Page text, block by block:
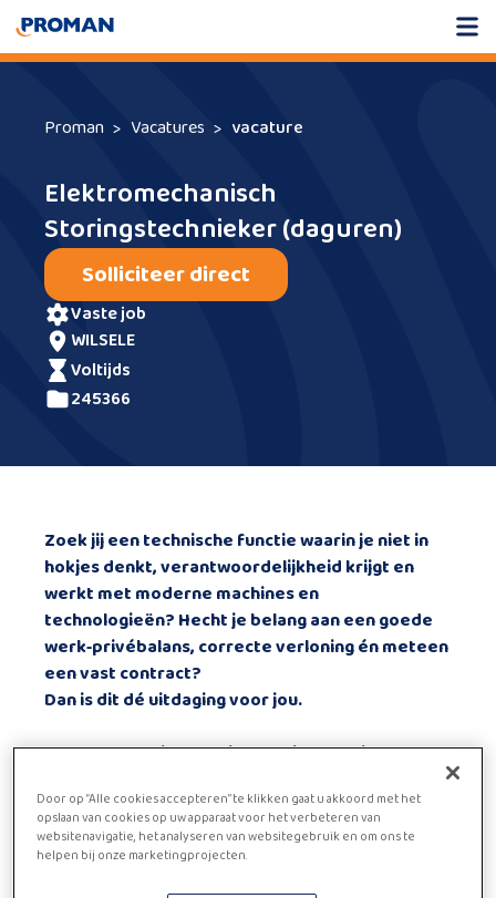
Proman Vacatures vacature
Elektromechanisch
Storingstechnieker (daguren)
Solliciteer direct
vaste job
WILSELE
voltijds
245366
Zoek jij een technische functie waarin je niet in
hokjes denkt, verantwoordelijkheid krijgt en
werkt met moderne machines en
technologieën? Hecht je belang aan een goede
werk‑privébalans, correcte verloning énmeteen
een vast contract?
Dan is dit dé uitdaging voor jou.
Voor een stabiel, groeiend en internationaal
kwaliteitsvolle dierenvoeding, zijn we op zoek
naar een Elektromechanisch Storingstechnieker
in daguren.
Door op “Alle cookies accepteren” te klikken gaat u akkoord met het
opslaan van cookies op uw apparaat voor het verbeteren van
websitenavigatie, het analyseren van websitegebruik en om ons te
helpen bij onze marketingprojecten.